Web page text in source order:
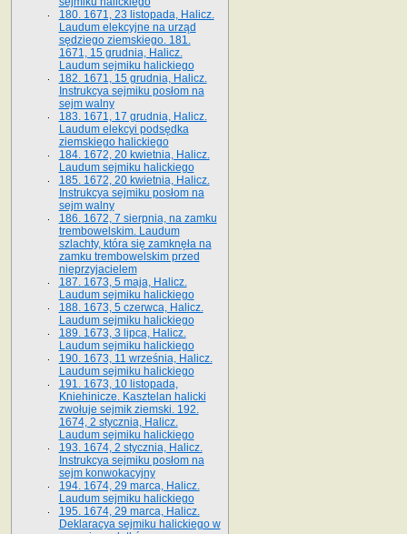
180. 1671, 23 listopada, Halicz.
Laudum elekcyjne na urząd
sędziego ziemskiego. 181.
1671, 15 grudnia, Halicz.
Laudum sejmiku halickiego
182. 1671, 15 grudnia, Halicz.
Instrukcya sejmiku posłom na
sejm walny
183. 1671, 17 grudnia, Halicz.
Laudum elekcyi podsędka
ziemskiego halickiego
184. 1672, 20 kwietnia, Halicz.
Laudum sejmiku halickiego
185. 1672, 20 kwietnia, Halicz.
Instrukcya sejmiku posłom na
sejm walny
186. 1672, 7 sierpnia, na zamku
trembowelskim. Laudum
szlachty, która się zamknęła na
zamku trembowelskim przed
nieprzyjacielem
187. 1673, 5 maja, Halicz.
Laudum sejmiku halickiego
188. 1673, 5 czerwca, Halicz.
Laudum sejmiku halickiego
189. 1673, 3 lipca, Halicz.
Laudum sejmiku halickiego
190. 1673, 11 września, Halicz.
Laudum sejmiku halickiego
191. 1673, 10 listopada,
Kniehinicze. Kasztelan halicki
zwołuje sejmik ziemski. 192.
1674, 2 stycznia, Halicz.
Laudum sejmiku halickiego
193. 1674, 2 stycznia, Halicz.
Instrukcya sejmiku posłom na
sejm konwokacyjny
194. 1674, 29 marca, Halicz.
Laudum sejmiku halickiego
195. 1674, 29 marca, Halicz.
Deklaracya sejmiku halickiego w